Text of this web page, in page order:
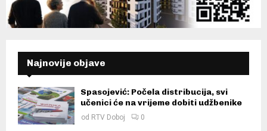
Najnovije objave
Spasojević: Počela distribucija, svi
učenici će na vrijeme dobiti udžbenike
od RTV Doboj 0